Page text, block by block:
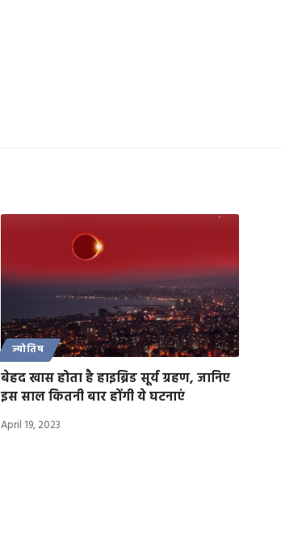
ज्योतिष
बेहद खास होता है हाइब्रिड सूर्य ग्रहण, जानिए
इस साल कितनी बार होंगी ये घटनाएं
April 19, 2023